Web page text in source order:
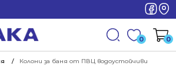
0 0
Колони за баня от ПВЦ водоустойчиви